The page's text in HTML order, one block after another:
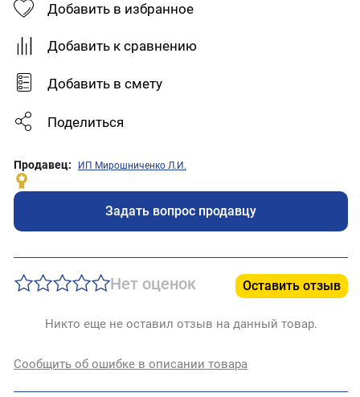
Добавить в избранное
Добавить к сравнению
Добавить в смету
Поделиться
Продавец: ИП Мирошниченко Л.И.
Задать вопрос продавцу
Нет оценок Оставить отзыв
Никто еще не оставил отзыв на данный товар.
Сообщить об ошибке в описании товара